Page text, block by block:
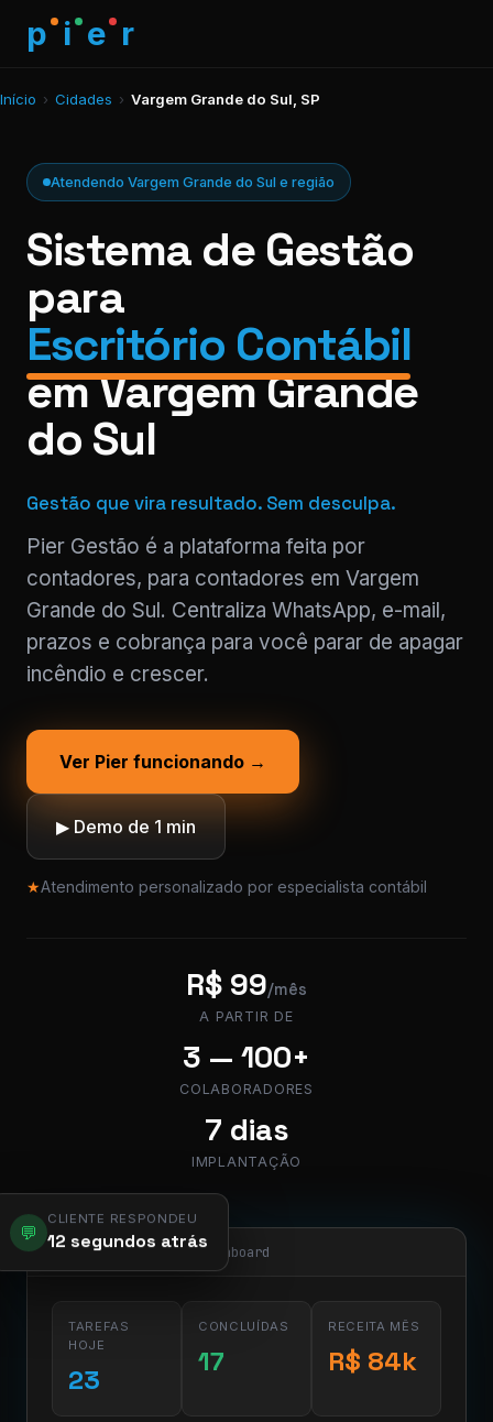
p i e r
Início › Cidades › Vargem Grande do Sul, SP
Atendendo Vargem Grande do Sul e região
Sistema de Gestão
para
Escritório Contábil
em Vargem Grande
do Sul
Gestão que vira resultado. Sem desculpa.
Pier Gestão é a plataforma feita por
contadores, para contadores em Vargem
Grande do Sul. Centraliza WhatsApp, e-mail,
prazos e cobrança para você parar de apagar
incêndio e crescer.
Ver Pier funcionando →
▶ Demo de 1 min
★Atendimento personalizado por especialista contábil
R$ 99/mês
A PARTIR DE
3 — 100+
COLABORADORES
7 dias
IMPLANTAÇÃO
💬
CLIENTE RESPONDEU
12 segundos atrás
app.pier.mobi/dashboard
TAREFAS
HOJE
23
CONCLUÍDAS
17
RECEITA MÊS
R$ 84k